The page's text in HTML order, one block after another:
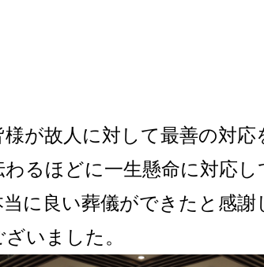
様が故人に対して最善の対
るほどに一生懸命に対応し
に良い葬儀ができたと感謝
いました。